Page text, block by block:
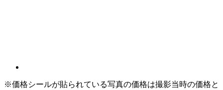
※価格シールが貼られている写真の価格は撮影当時の価格と